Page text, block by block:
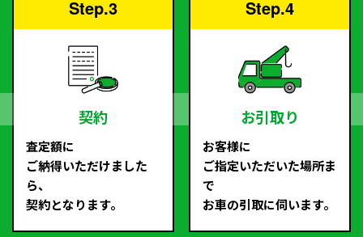
Step.3
契約
査定額に
ご納得いただけました
ら、
契約となります。
Step.4
お引取り
お客様に
ご指定いただいた場所ま
で
お車の引取に伺います。